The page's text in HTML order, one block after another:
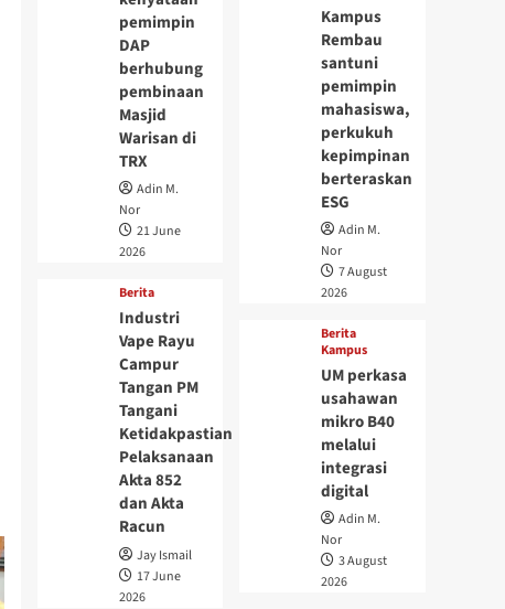
pemimpin
DAP
berhubung
pembinaan
Masjid
Warisan di
TRX
Adin M.
Nor
21 June
2026
Berita
Industri
Vape Rayu
Campur
Tangan PM
Tangani
Ketidakpastian
Pelaksanaan
Akta 852
dan Akta
Racun
Jay Ismail
17 June
2026
Kampus
Rembau
santuni
pemimpin
mahasiswa,
perkukuh
kepimpinan
berteraskan
ESG
Adin M.
Nor
7 August
2026
Berita
Kampus
UM perkasa
usahawan
mikro B40
melalui
integrasi
digital
Adin M.
Nor
3 August
2026